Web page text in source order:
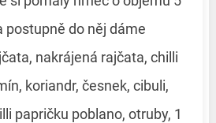
postupně do něj dáme
nakrájená rajčata, chilli
koriandr, česnek, cibuli,
papričku poblano, otruby, 1